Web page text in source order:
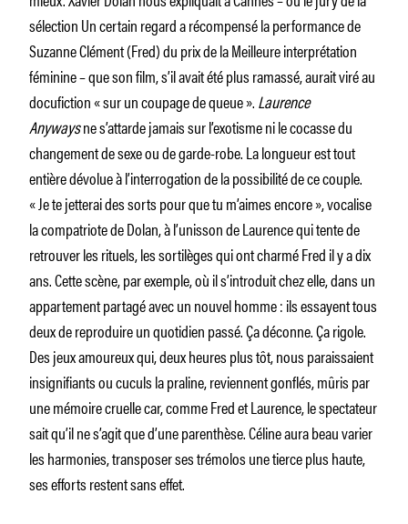
sélection Un certain regard a récompensé la performance de
Suzanne Clément (Fred) du prix de la Meilleure interprétation
féminine – que son film, s’il avait été plus ramassé, aurait viré au
docufiction « sur un coupage de queue ».Laurence
Anywaysne s’attarde jamais sur l’exotisme ni le cocasse du
changement de sexe ou de garde-robe. La longueur est tout
entière dévolue à l’interrogation de la possibilité de ce couple.
« Je te jetterai des sorts pour que tu m’aimes encore », vocalise
la compatriote de Dolan, à l’unisson de Laurence qui tente de
retrouver les rituels, les sortilèges qui ont charmé Fred il y a dix
ans. Cette scène, par exemple, où il s’introduit chez elle, dans un
appartement partagé avec un nouvel homme : ils essayent tous
deux de reproduire un quotidien passé. Ça déconne. Ça rigole.
Des jeux amoureux qui, deux heures plus tôt, nous paraissaient
insignifiants ou cuculs la praline, reviennent gonflés, mûris par
une mémoire cruelle car, comme Fred et Laurence, le spectateur
sait qu’il ne s’agit que d’une parenthèse. Céline aura beau varier
les harmonies, transposer ses trémolos une tierce plus haute,
ses efforts restent sans effet.